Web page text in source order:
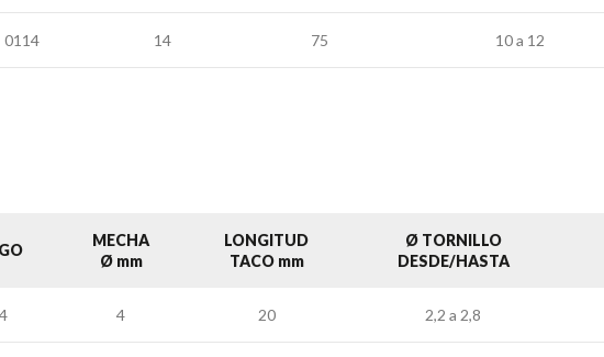
0114 14 75 10 a 12
MECHA
Ø mm
LONGITUD
TACO mm
Ø TORNILLO
DESDE/HASTA
4 20 2,2 a 2,8